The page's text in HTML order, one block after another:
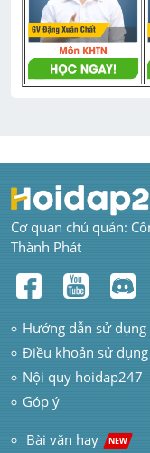
Cơ quan chủ quản:
Thành Phát
Hướng dẫn sử dụng
Điều khoản sử dụng
Nội quy hoidap247
Góp ý
Bài văn hay NEW